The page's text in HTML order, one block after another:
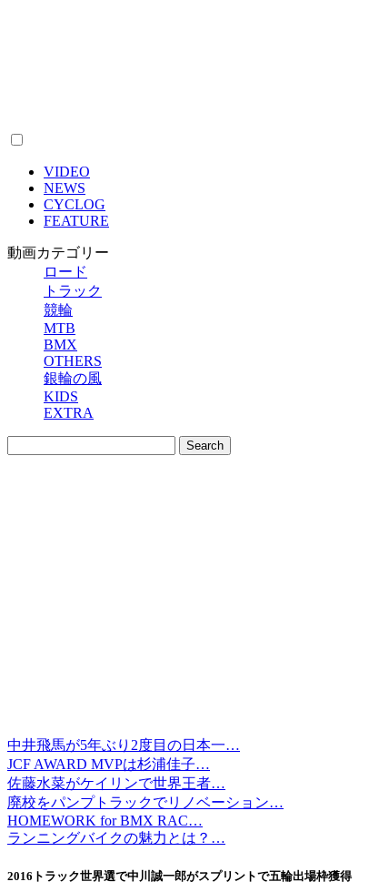
VIDEO
NEWS
CYCLOG
FEATURE
動画カテゴリー
ロード
トラック
競輪
MTB
BMX
OTHERS
銀輪の風
KIDS
EXTRA
中井飛馬が5年ぶり2度目の日本一…
JCF AWARD MVPは杉浦佳子…
佐藤水菜がケイリンで世界王者…
廃校をパンプトラックでリノベーション…
HOMEWORK for BMX RAC…
ランニングバイクの魅力とは？…
2016トラック世界選で中川誠一郎がスプリントで五輪出場枠獲得